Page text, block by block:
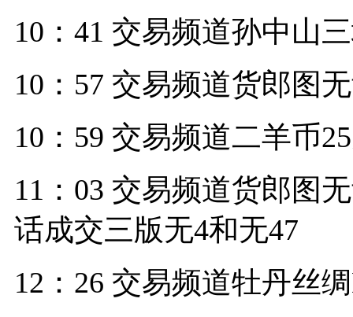
10：41 交易频道孙中山
10：57 交易频道货郎图
10：59 交易频道二羊币
11：03 交易频道货郎图
话成交三版无4和无47
12：26 交易频道牡丹丝